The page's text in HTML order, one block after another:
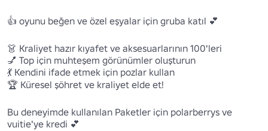
👍 oyunu beğen ve özel eşyalar için gruba katıl 💕
👗 Kraliyet hazır kıyafet ve aksesuarlarının 100'leri
💅 Top için muhteşem görünümler oluşturun
💃 Kendini ifade etmek için pozlar kullan
🏆 Küresel şöhret ve kraliyet elde et!
Bu deneyimde kullanılan Paketler için polarberrys ve
vuitie'ye kredi 💕